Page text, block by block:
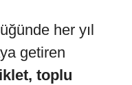
her yıl
getiren
toplu